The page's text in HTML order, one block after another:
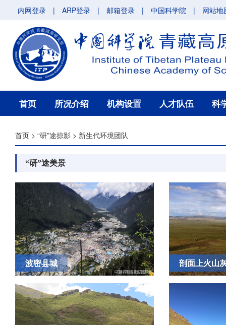
内网登录 | ARP登录 | 邮箱登录 | 中国科学院 | 网站地
首页 所况介绍 机构设置 人才队伍 科
首页 > “研”途掠影 > 新生代环境团队
“研”途美景
波密县城 剖面上火山